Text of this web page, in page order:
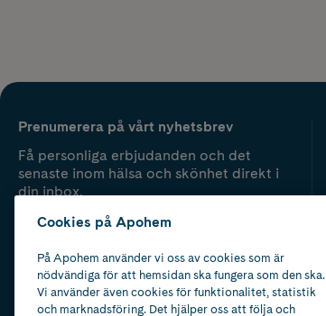
Prenumerera på vårt nyhetsbrev
Få personliga erbjudanden och det
senaste inom hälsa och skönhet direkt i
din inbox.
Cookies på Apohem
På Apohem använder vi oss av cookies som är
nödvändiga för att hemsidan ska fungera som den ska.
Vi använder även cookies för funktionalitet, statistik
och marknadsföring. Det hjälper oss att följa och